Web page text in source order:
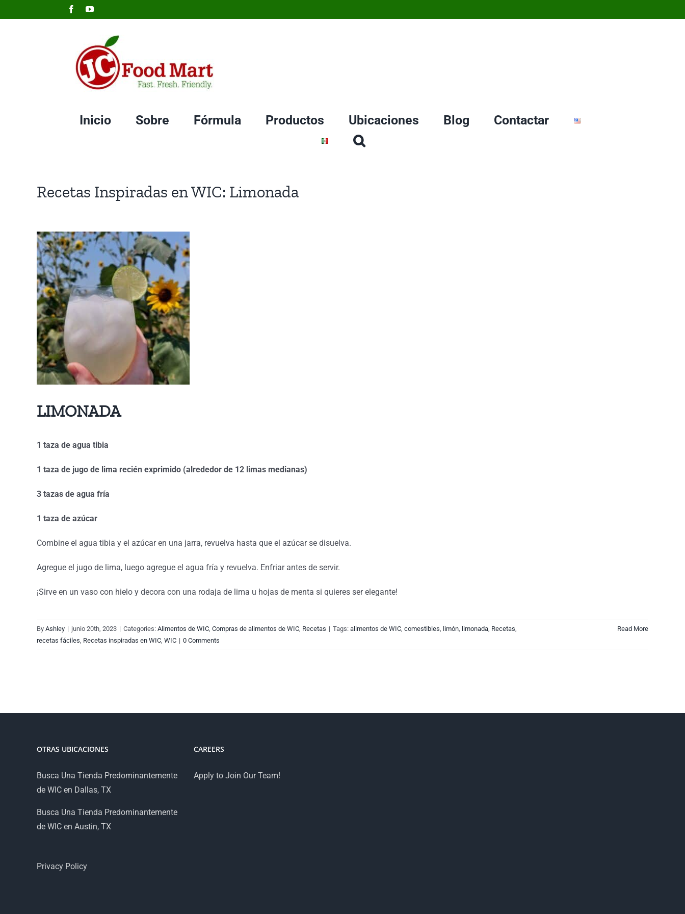
to
FacebookYouTube
Inicio Sobre Fórmula Productos Ubicaciones Blog Contactar
Recetas Inspiradas en WIC: Limonada
LIMONADA
1 taza de agua tibia
1 taza de jugo de lima recién exprimido (alrededor de 12 limas medianas)
3 tazas de agua fría
1 taza de azúcar
Combine el agua tibia y el azúcar en una jarra, revuelva hasta que el azúcar se disuelva.
Agregue el jugo de lima, luego agregue el agua fría y revuelva. Enfriar antes de servir.
¡Sirve en un vaso con hielo y decora con una rodaja de lima u hojas de menta si quieres ser elegante!
By Ashley | junio 20th, 2023 | Categories: Alimentos de WIC, Compras de alimentos de WIC, Recetas | Tags: alimentos de WIC, comestibles, limón, limonada, Recetas,
recetas fáciles, Recetas inspiradas en WIC, WIC | 0 Comments
Read More
OTRAS UBICACIONES
Busca Una Tienda Predominantemente
de WIC en Dallas, TX
Busca Una Tienda Predominantemente
de WIC en Austin, TX
Privacy Policy
CAREERS
Apply to Join Our Team!